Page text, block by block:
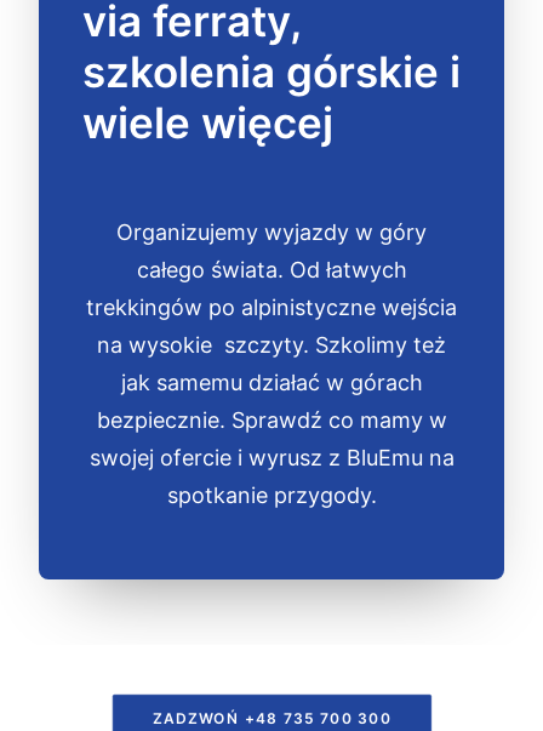
via ferraty,
szkolenia górskie i
wiele więcej
Organizujemy wyjazdy w góry
całego świata. Od łatwych
trekkingów po alpinistyczne wejścia
na wysokie szczyty. Szkolimy też
jak samemu działać w górach
bezpiecznie. Sprawdź co mamy w
swojej ofercie i wyrusz z BluEmu na
spotkanie przygody.
ZADZWOŃ +48 735 700 300